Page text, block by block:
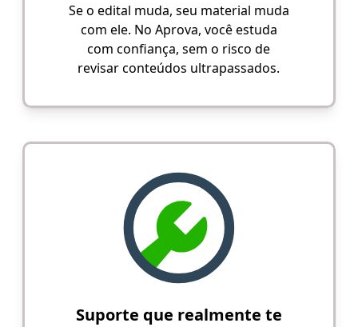
Se o edital muda, seu material muda
com ele. No Aprova, você estuda
com confiança, sem o risco de
revisar conteúdos ultrapassados.
Suporte que realmente te